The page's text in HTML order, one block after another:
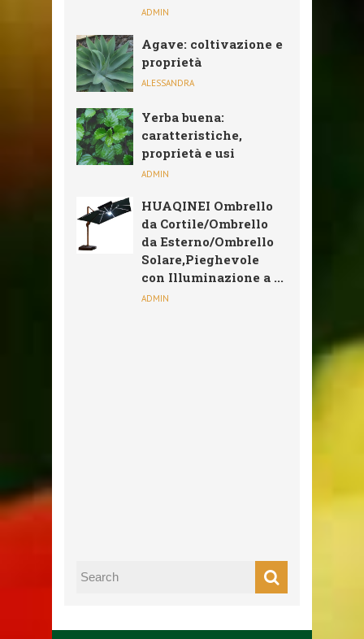
ADMIN
Agave: coltivazione e
proprietà
ALESSANDRA
Yerba buena:
caratteristiche,
proprietà e usi
ADMIN
HUAQINEI Ombrello
da Cortile/Ombrello
da Esterno/Ombrello
Solare,Pieghevole
con Illuminazione a ...
ADMIN